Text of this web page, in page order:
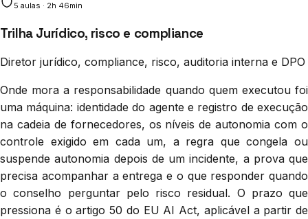
5 aulas · 2h 46min
Trilha Jurídico, risco e compliance
Diretor jurídico, compliance, risco, auditoria interna e DPO
Onde mora a responsabilidade quando quem executou foi
uma máquina: identidade do agente e registro de execução
na cadeia de fornecedores, os níveis de autonomia com o
controle exigido em cada um, a regra que congela ou
suspende autonomia depois de um incidente, a prova que
precisa acompanhar a entrega e o que responder quando
o conselho perguntar pelo risco residual. O prazo que
pressiona é o artigo 50 do EU AI Act, aplicável a partir de